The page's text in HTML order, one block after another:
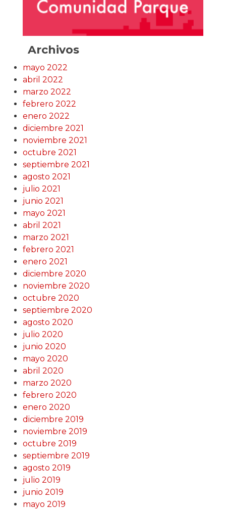
Archivos
mayo 2022
abril 2022
marzo 2022
febrero 2022
enero 2022
diciembre 2021
noviembre 2021
octubre 2021
septiembre 2021
agosto 2021
julio 2021
junio 2021
mayo 2021
abril 2021
marzo 2021
febrero 2021
enero 2021
diciembre 2020
noviembre 2020
octubre 2020
septiembre 2020
agosto 2020
julio 2020
junio 2020
mayo 2020
abril 2020
marzo 2020
febrero 2020
enero 2020
diciembre 2019
noviembre 2019
octubre 2019
septiembre 2019
agosto 2019
julio 2019
junio 2019
mayo 2019